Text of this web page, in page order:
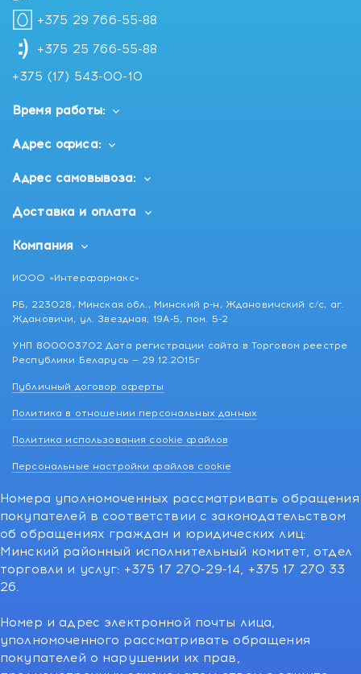
+375 29 766-55-88
+375 25 766-55-88
+375 (17) 543-00-10
Время работы:
Адрес офиса:
Адрес самовывоза:
Доставка и оплата
Компания
ИООО «Интерфармакс»
РБ, 223028, Минская обл., Минский р-н, Ждановичский с/с, аг.
Ждановичи, ул. Звездная, 19А-5, пом. 5-2
УНП 800003702 Дата регистрации сайта в Торговом реестре
Республики Беларусь — 29.12.2015г
Публичный договор оферты
Политика в отношении персональных данных
Политика использования cookie файлов
Персональные настройки файлов cookie
Номера уполномоченных рассматривать обращения
покупателей в соответствии с законодательством
об обращениях граждан и юридических лиц:
Минский районный исполнительный комитет, отдел
торговли и услуг: +375 17 270-29-14, +375 17 270 33
26.
Номер и адрес электронной почты лица,
уполномоченного рассматривать обращения
покупателей о нарушении их прав,